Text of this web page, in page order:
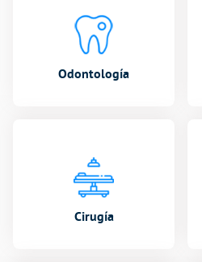
Odontología
Cirugía